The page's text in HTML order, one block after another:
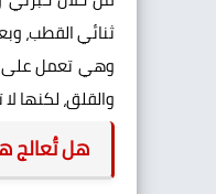
ثنائي القطب،
وهي تعمل على
والقلق، لكنها
هل تُعالج